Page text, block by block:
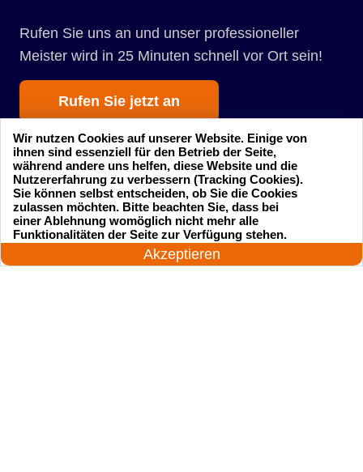
Rufen Sie uns an und unser professioneller
Meister wird in 25 Minuten schnell vor Ort sein!
Rufen Sie jetzt an
Startseite Einsatzgebiete
Preise
24 Stunden am Tag
Akzeptieren
Wir nutzen Cookies auf unserer Website. Einige von
ihnen sind essenziell für den Betrieb der Seite,
während andere uns helfen, diese Website und die
Nutzererfahrung zu verbessern (Tracking Cookies).
Sie können selbst entscheiden, ob Sie die Cookies
zulassen möchten. Bitte beachten Sie, dass bei
einer Ablehnung womöglich nicht mehr alle
Funktionalitäten der Seite zur Verfügung stehen.